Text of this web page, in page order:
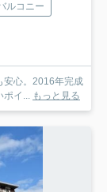
ルコニー
安心。2016年完成
ポイ... もっと見る